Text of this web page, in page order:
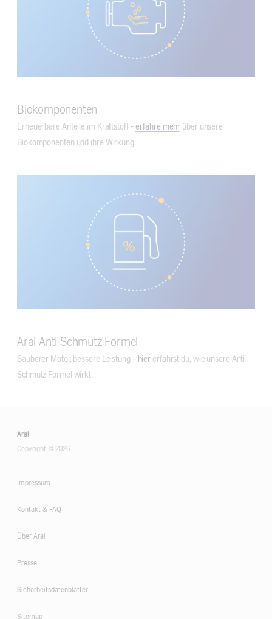
Biokomponenten
Erneuerbare Anteile im Kraftstoff – erfahre mehr über unsere
Biokomponenten und ihre Wirkung.
Aral Anti-Schmutz-Formel
Sauberer Motor, bessere Leistung – hier erfährst du, wie unsere Anti-
Schmutz-Formel wirkt.
Aral
Copyright © 2026
Impressum
Kontakt & FAQ
Über Aral
Presse
Sicherheitsdatenblätter
Sitemap